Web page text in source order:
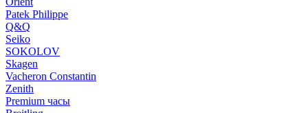
Patek Philippe
Q&Q
Seiko
SOKOLOV
Skagen
Vacheron Constantin
Zenith
Premium часы